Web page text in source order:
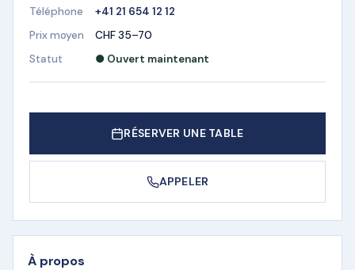
Téléphone
+41 21 654 12 12
Prix moyen
CHF 35–70
Statut
● Ouvert maintenant
RÉSERVER UNE TABLE
APPELER
À propos